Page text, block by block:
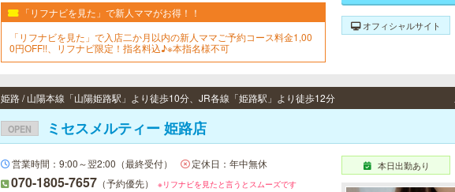
「リフナビを見た」で新人ママがお得！！
「リフナビを見た」で入店二か月以内の新人ママご予約コース料金1,00
0円OFF!!、リフナビ限定！指名料込♪※本指名様不可
オフィシャルサイト
姫路 / 山陽本線「山陽姫路駅」より徒歩10分、JR各線「姫路駅」より徒歩12分
OPEN ミセスメルティー 姫路店
営業時間：9:00～翌2:00（最終受付） 定休日：年中無休
070-1805-7657 （予約優先） ※リフナビを見たと言うとスムーズです
本日出勤あり